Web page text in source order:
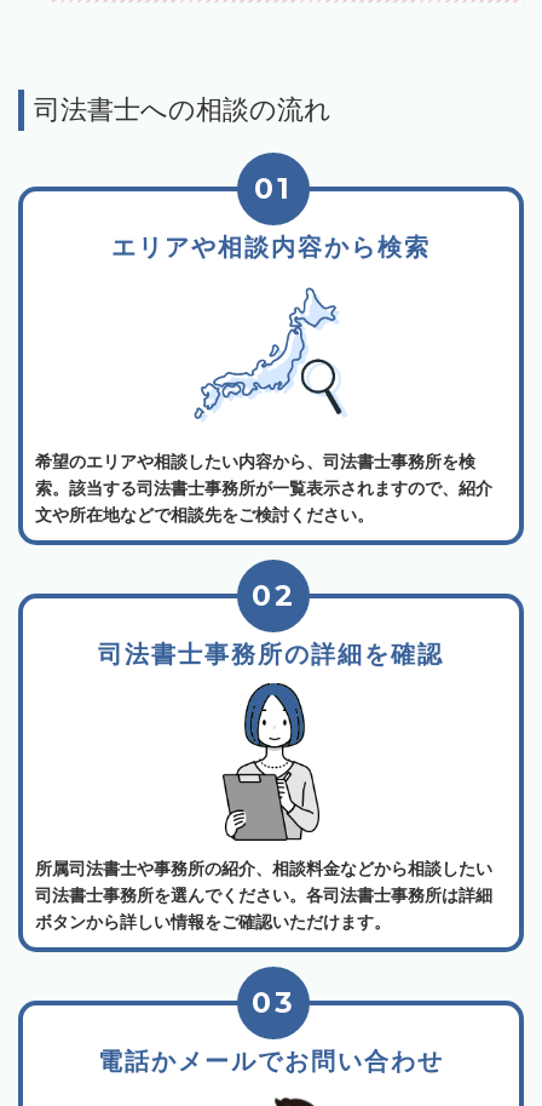
司法書士への相談の流れ
エリアや相談内容から検索
01
希望のエリアや相談したい内容から、司法書士事務所を検
索。該当する司法書士事務所が一覧表示されますので、紹介
文や所在地などで相談先をご検討ください。
司法書士事務所の詳細を確認
02
所属司法書士や事務所の紹介、相談料金などから相談したい
司法書士事務所を選んでください。各司法書士事務所は詳細
ボタンから詳しい情報をご確認いただけます。
電話かメールでお問い合わせ
03